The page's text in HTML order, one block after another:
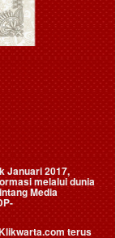
Januari 2017,
melalui dunia
Media
terus